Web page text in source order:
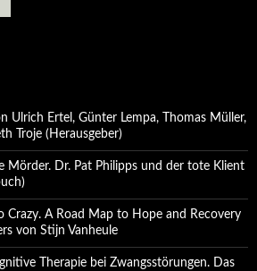
Ulrich Ertel, Günter Lempa, Thomas Müller,
Troje (Herausgeber)
Mörder. Dr. Pat Philipps und der tote Klient
Crazy. A Road Map to Hope and Recovery
von Stijn Vanheule
Therapie bei Zwangsstörungen. Das